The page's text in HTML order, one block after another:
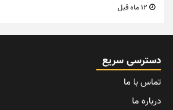
دسترسی سریع
تماس با ما
درباره ما